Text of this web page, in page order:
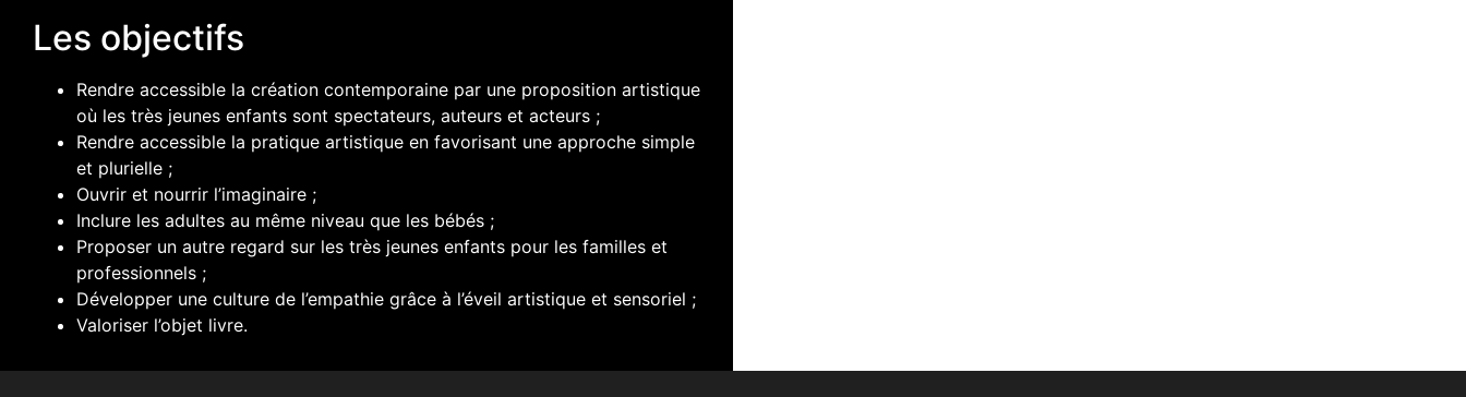
Les objectifs
Rendre accessible la création contemporaine par une proposition artistique
où les très jeunes enfants sont spectateurs, auteurs et acteurs ;
Rendre accessible la pratique artistique en favorisant une approche simple
et plurielle ;
Ouvrir et nourrir l’imaginaire ;
Inclure les adultes au même niveau que les bébés ;
Proposer un autre regard sur les très jeunes enfants pour les familles et
professionnels ;
Développer une culture de l’empathie grâce à l’éveil artistique et sensoriel ;
Valoriser l’objet livre.